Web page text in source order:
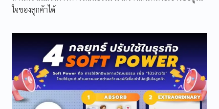
ใจของลูกค้าได้